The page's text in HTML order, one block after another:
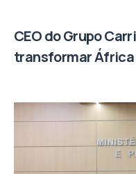
CEO do Grupo
transformar